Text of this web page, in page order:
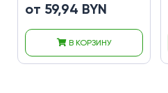
от 59,94 BYN
В КОРЗИНУ